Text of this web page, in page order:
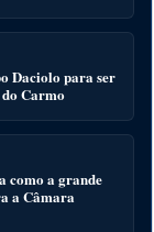
Daciolo para ser
Carmo
como a grande
a Câmara